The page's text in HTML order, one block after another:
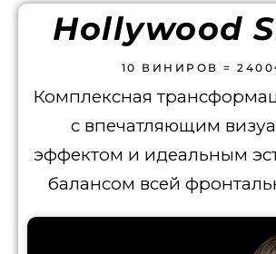
Hollywood
10 ВИНИРОВ =
Комплексная
с впечатляющим
эффектом и идеальным
балансом всей